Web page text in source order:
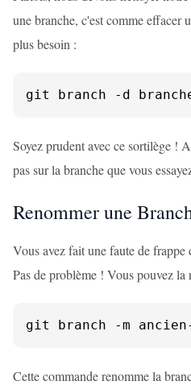
une branche, c'est comme effacer
plus besoin :
git branch -d
Soyez prudent avec ce sortilège !
pas sur la branche que vous
Renommer une
Vous avez fait une faute de frappe
Pas de problème ! Vous pouvez la
git branch -m ancien-
Cette commande renomme la